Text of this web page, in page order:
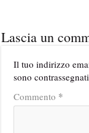
Lascia un
Il tuo indirizzo
sono contrassegnati
Commento *